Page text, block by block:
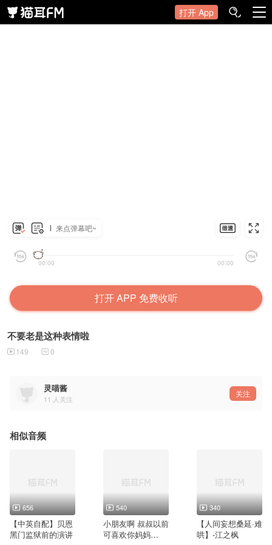
打开 App
来点弹幕吧~
00:00 00:00
打开 APP 免费收听
不要老是这种表情啦
149 0
灵喵酱
11 人关注
关注
相似音频
656
【中英自配】贝恩
黑门监狱前的演讲
540
小朋友啊 叔叔以前
可喜欢你妈妈
340
【人间妄想桑延·难
哄】-江之枫